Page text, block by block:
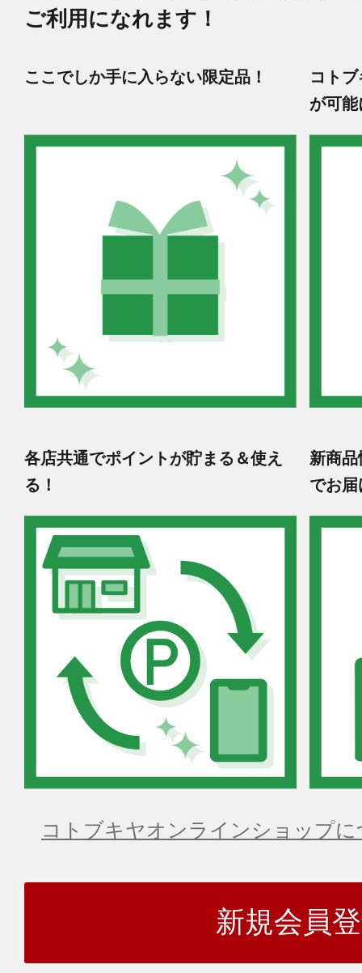
ご利用になれます！
ここでしか手に入らない限定品！
コト
が可能
各店共通でポイントが貯まる＆使え
る！
新商
でお届
コトブキヤオンラインショップ